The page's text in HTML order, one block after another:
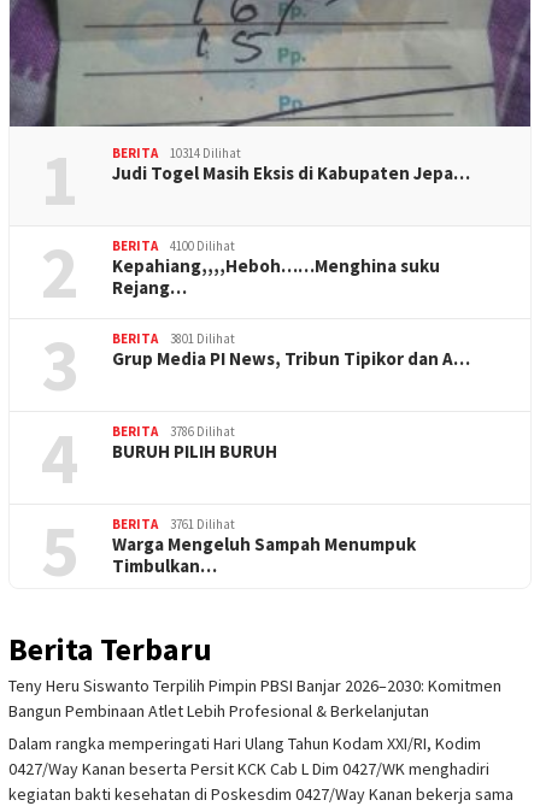
1 BERITA 10314 Dilihat
Judi Togel Masih Eksis di Kabupaten Jepa…
2 BERITA 4100 Dilihat
Kepahiang,,,,Heboh……Menghina suku
Rejang…
3 BERITA 3801 Dilihat
Grup Media PI News, Tribun Tipikor dan A…
4 BERITA 3786 Dilihat
BURUH PILIH BURUH
5 BERITA 3761 Dilihat
Warga Mengeluh Sampah Menumpuk
Timbulkan…
Berita Terbaru
Teny Heru Siswanto Terpilih Pimpin PBSI Banjar 2026–2030: Komitmen
Bangun Pembinaan Atlet Lebih Profesional & Berkelanjutan
Dalam rangka memperingati Hari Ulang Tahun Kodam XXI/RI, Kodim
0427/Way Kanan beserta Persit KCK Cab L Dim 0427/WK menghadiri
kegiatan bakti kesehatan di Poskesdim 0427/Way Kanan bekerja sama